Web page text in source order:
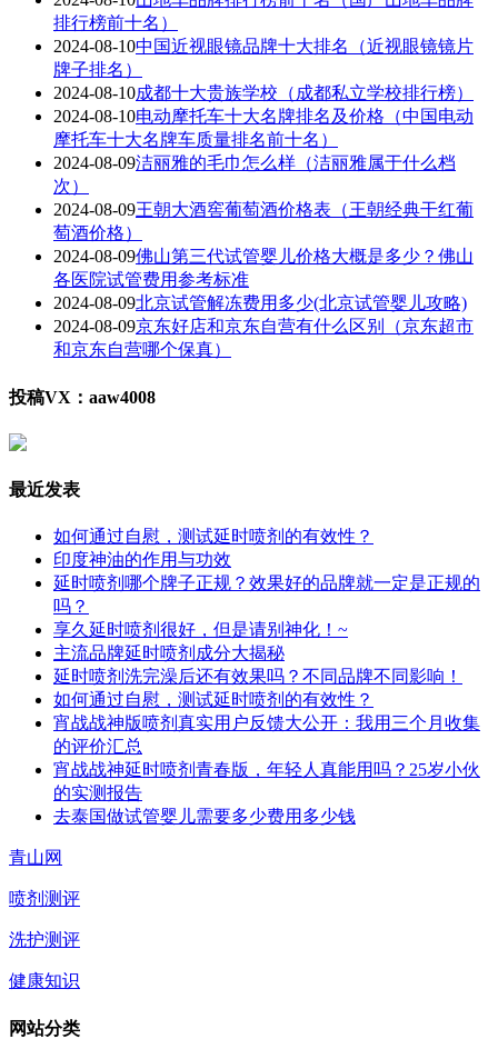
排行榜前十名）
2024-08-10中国近视眼镜品牌十大排名（近视眼镜镜片
牌子排名）
2024-08-10成都十大贵族学校（成都私立学校排行榜）
2024-08-10电动摩托车十大名牌排名及价格（中国电动
摩托车十大名牌车质量排名前十名）
2024-08-09洁丽雅的毛巾怎么样（洁丽雅属于什么档
次）
2024-08-09王朝大酒窖葡萄酒价格表（王朝经典干红葡
萄酒价格）
2024-08-09佛山第三代试管婴儿价格大概是多少？佛山
各医院试管费用参考标准
2024-08-09北京试管解冻费用多少(北京试管婴儿攻略)
2024-08-09京东好店和京东自营有什么区别（京东超市
和京东自营哪个保真）
投稿VX：aaw4008
最近发表
如何通过自慰，测试延时喷剂的有效性？
印度神油的作用与功效
延时喷剂哪个牌子正规？效果好的品牌就一定是正规的
吗？
享久延时喷剂很好，但是请别神化！~
主流品牌延时喷剂成分大揭秘
延时喷剂洗完澡后还有效果吗？不同品牌不同影响！
如何通过自慰，测试延时喷剂的有效性？
宵战战神版喷剂真实用户反馈大公开：我用三个月收集
的评价汇总
宵战战神延时喷剂青春版，年轻人真能用吗？25岁小伙
的实测报告
去泰国做试管婴儿需要多少费用多少钱
青山网
喷剂测评
洗护测评
健康知识
网站分类